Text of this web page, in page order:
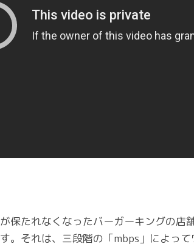
保たれなくなったバーガーキングの店
。それは、三段階の「mbps」によっ